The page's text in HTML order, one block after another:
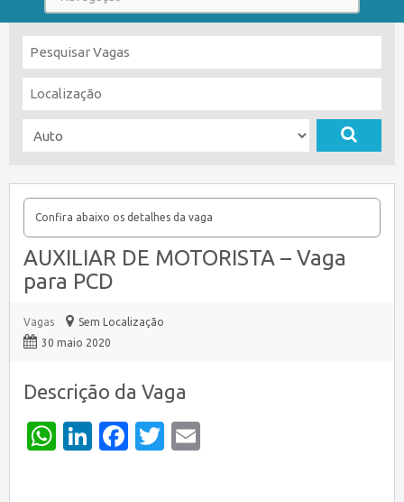
Confira abaixo os detalhes da vaga
AUXILIAR DE MOTORISTA – Vaga
para PCD
Vagas
Sem Localização
30 maio 2020
Descrição da Vaga
WhatsApp
LinkedIn
Facebook
Twitter